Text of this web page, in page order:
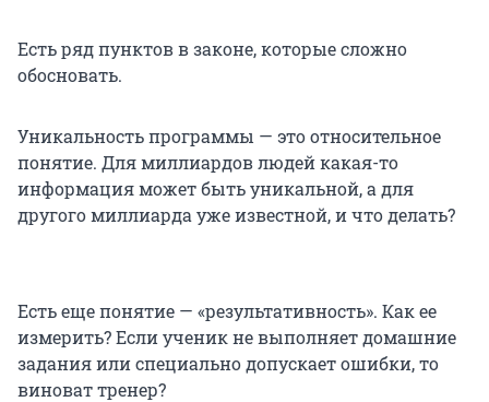
Есть ряд пунктов в законе, которые сложно
обосновать.
Уникальность программы — это относительное
понятие. Для миллиардов людей какая-то
информация может быть уникальной, а для
другого миллиарда уже известной, и что делать?
Есть еще понятие — «результативность». Как ее
измерить? Если ученик не выполняет домашние
задания или специально допускает ошибки, то
виноват тренер?